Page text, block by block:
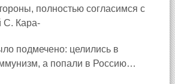
полностью согласимся с
С. Кара‑
подмечено: целились в
а попали в Россию…